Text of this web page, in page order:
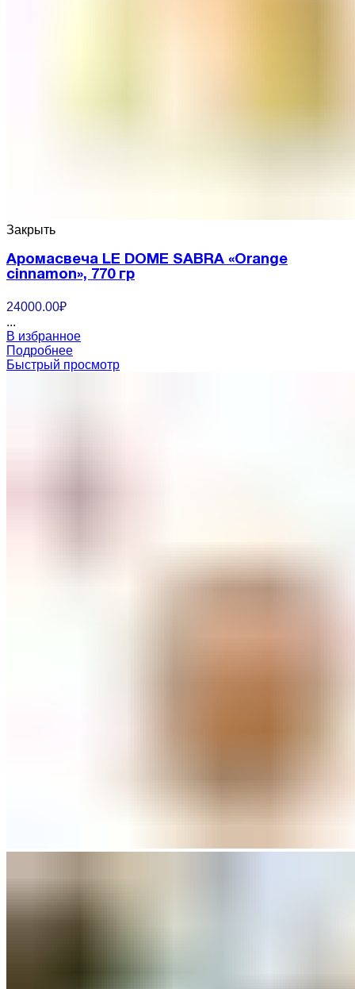
Закрыть
Аромасвеча LE DOME SABRA «Orange
cinnamon», 770 гр
24000.00₽
...
В избранное
Подробнее
Быстрый просмотр